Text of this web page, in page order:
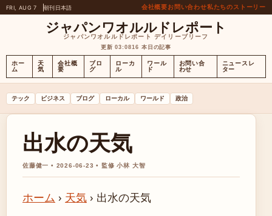
FRI, AUG 7 朝刊日本語 会社概要お問い合わせ私たちのストーリー
ジャパンワオルルドレポート
ジャパンワオルルドレポート デイリーブリーフ
更新 03:0816 本日の記事
ホー
ム
天
気
会社概
要
ブロ
グ
ローカ
ル
ワール
ド
お問い合
わせ
ニュースレ
ター
テック ビジネス ブログ ローカル ワールド 政治
出水の天気
佐藤健一 • 2026-06-23 • 監修 小林 大智
ホーム › 天気 › 出水の天気